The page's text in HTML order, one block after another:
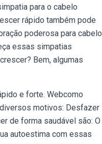
para o cabelo
rápido também pode
poderosa para cabelo
essas simpatias
Bem, algumas
e forte. Webcomo
motivos: Desfazer
de forma saudável são: O
autoestima com essas